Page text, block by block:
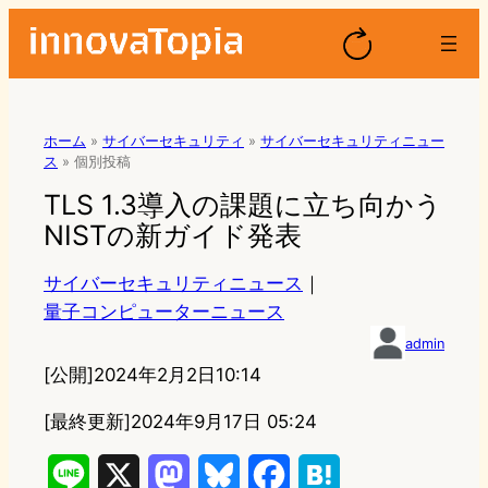
ホーム » サイバーセキュリティ » サイバーセキュリティニュー
ス » 個別投稿
TLS 1.3導入の課題に立ち向かう
NISTの新ガイド発表
サイバーセキュリティニュース ｜
量子コンピューターニュース
admin
[公開]2024年2月2日10:14
[最終更新]2024年9月17日 05:24